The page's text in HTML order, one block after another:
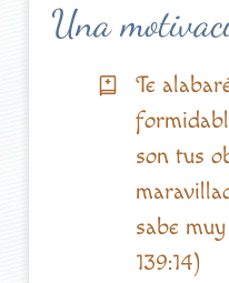
Una
Te
son tus
sabe
139:14)